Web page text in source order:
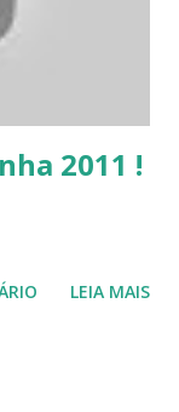
2011 !
LEIA MAIS